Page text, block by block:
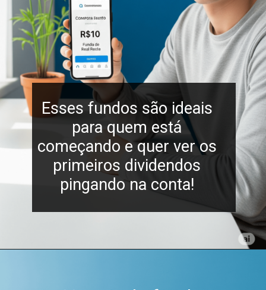
Esses fundos são ideais
para quem está
começando e quer ver os
primeiros dividendos
pingando na conta!